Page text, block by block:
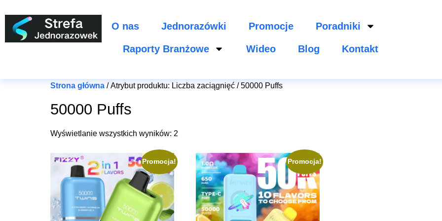
O nas Jednorazówki Promocje Poradniki
Raporty Branżowe Wideo Blog Kontakt
Strona główna / Atrybut produktu: Liczba zaciągnięć / 50000 Puffs
50000 Puffs
Wyświetlanie wszystkich wyników: 2
Promocja! Promocja!